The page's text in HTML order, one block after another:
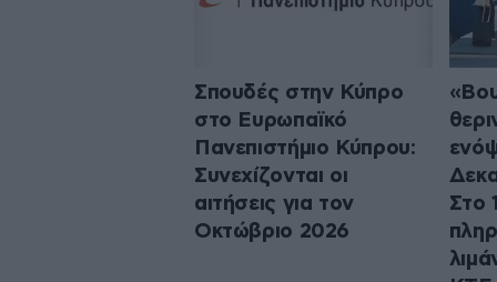
Σπουδές στην Κύπρο
στο Ευρωπαϊκό
Πανεπιστήμιο Κύπρου:
Συνεχίζονται οι
αιτήσεις για τον
Οκτώβριο 2026
Στο